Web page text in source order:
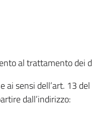
al trattamento dei
sensi dell’art. 13
dall’indirizzo: